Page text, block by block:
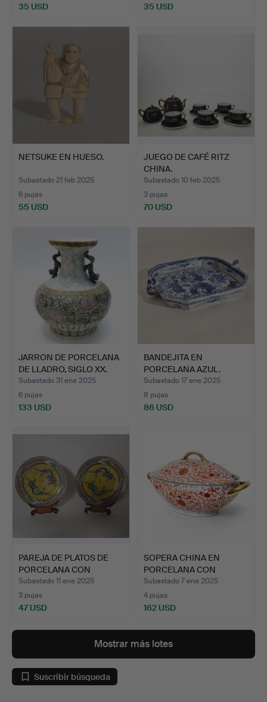
35 USD 35 USD
NETSUKE EN HUESO.
Subastado 21 feb 2025
6 pujas
55 USD
JUEGO DE CAFÉ RITZ
CHINA.
Subastado 10 feb 2025
3 pujas
70 USD
JARRON DE PORCELANA
DE LLADRO, SIGLO XX.
Subastado 31 ene 2025
6 pujas
133 USD
BANDEJITA EN
PORCELANA AZUL.
Subastado 17 ene 2025
8 pujas
86 USD
PAREJA DE PLATOS DE
PORCELANA CON
DRAGONES…
Subastado 11 ene 2025
3 pujas
47 USD
SOPERA CHINA EN
PORCELANA CON
MOTIVO DE FL…
Subastado 7 ene 2025
4 pujas
162 USD
Mostrar más lotes
Suscribir búsqueda